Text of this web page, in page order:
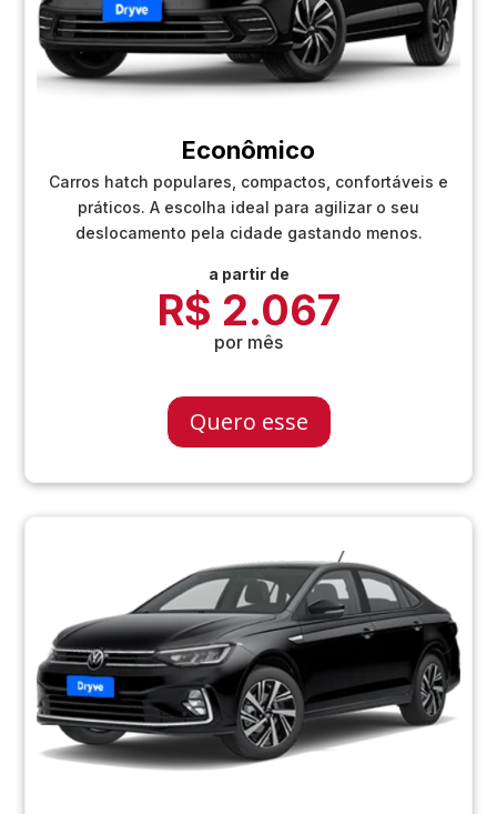
Econômico
Carros hatch populares, compactos, confortáveis e
práticos. A escolha ideal para agilizar o seu
deslocamento pela cidade gastando menos.
a partir de
R$ 2.067
por mês
Quero esse